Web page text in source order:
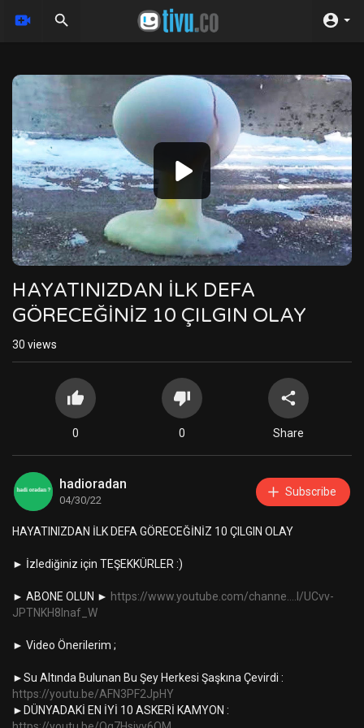
Video
Player
HAYATINIZDAN İLK DEFA
GÖRECEĞİNİZ 10 ÇILGIN OLAY
30 views
0 0 Share
hadioradan
04/30/22
Subscribe
HAYATINIZDAN İLK DEFA GÖRECEĞİNİZ 10 ÇILGIN OLAY
► İzlediğiniz için TEŞEKKÜRLER :)
► ABONE OLUN ► https://www.youtube.com/channe....l/UCvv-
JPTNKH8Inaf_W
► Video Önerilerim ;
►Su Altında Bulunan Bu Şey Herkesi Şaşkına Çevirdi :
https://youtu.be/AFN3PF2JpHY
►DÜNYADAKİ EN İYİ 10 ASKERİ KAMYON :